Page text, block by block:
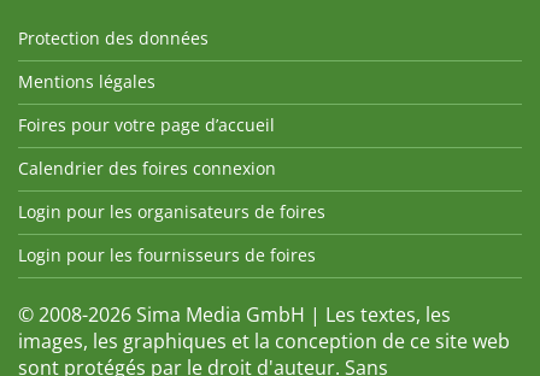
Protection des données
Mentions légales
Foires pour votre page d’accueil
Calendrier des foires connexion
Login pour les organisateurs de foires
Login pour les fournisseurs de foires
© 2008-2026 Sima Media GmbH | Les textes, les
images, les graphiques et la conception de ce site web
sont protégés par le droit d'auteur. Sans